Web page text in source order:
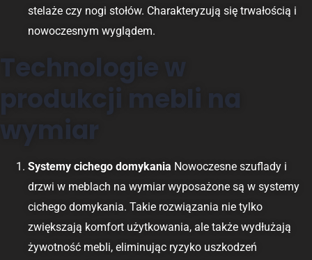
stelaże czy nogi stołów. Charakteryzują się trwałością i
nowoczesnym wyglądem.
Technologie w
produkcji mebli na
wymiar
Systemy cichego domykania Nowoczesne szuflady i
drzwi w meblach na wymiar wyposażone są w systemy
cichego domykania. Takie rozwiązania nie tylko
zwiększają komfort użytkowania, ale także wydłużają
żywotność mebli, eliminując ryzyko uszkodzeń